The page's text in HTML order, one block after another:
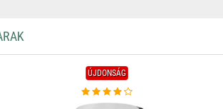
ÚJDONSÁG